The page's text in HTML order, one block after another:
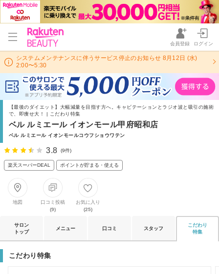
会員登録 ログイン
システムメンテナンスに伴うサービス停止のお知らせ 8月12日 (水)
2:00〜5:30
【最後のダイエット】大幅減量を目指す方へ。キャビテーションとラジオ波と吸引の施術
で、即痩せ大！ | こだわり特集
ベル ルミエール イオンモール甲府昭和店
ベル ルミエール イオンモールコウフショウワテン
3.8 (9件)
楽天スーパーDEAL ポイントが貯まる・使える
地図
口コミ投稿
(9)
お気に入り
(25)
サロン
トップ
メニュー 口コミ スタッフ
こだわり
特集
こだわり特集